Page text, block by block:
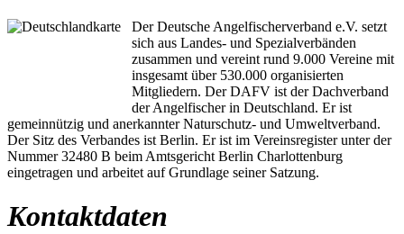
Der Deutsche Angelfischerverband e.V. setzt
sich aus Landes- und Spezialverbänden
zusammen und vereint rund 9.000 Vereine mit
insgesamt über 530.000 organisierten
Mitgliedern. Der DAFV ist der Dachverband
der Angelfischer in Deutschland. Er ist
gemeinnützig und anerkannter Naturschutz- und Umweltverband.
Der Sitz des Verbandes ist Berlin. Er ist im Vereinsregister unter der
Nummer 32480 B beim Amtsgericht Berlin Charlottenburg
eingetragen und arbeitet auf Grundlage seiner Satzung.
Kontaktdaten